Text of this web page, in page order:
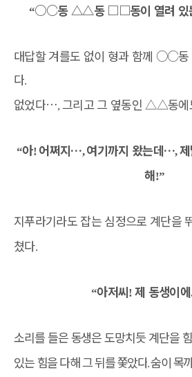
“○○동 △△동 □□동이 열려
대답할 겨를도 없이 형과 함께 ○○
다.
없었다…,그리고 그 옆동인 △△동
“아! 어쩌지…,여기까지 왔는데…,
해!”
지푸라기라도 잡는 심정으로 계단을
쳤다.
“아저씨!제 동생이
소리를 들은 동생은 도망치듯 계단을
있는 힘을 다해 그 뒤를 쫓았다.숨이 목